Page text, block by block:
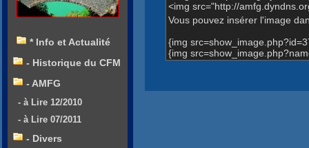
<img src="http://
Vous pouvez insérer l'image
{img
{img
* Info et Actualité
- Historique du CFM
- AMFG
- à Lire 12/2010
- à Lire 07/2011
- Divers